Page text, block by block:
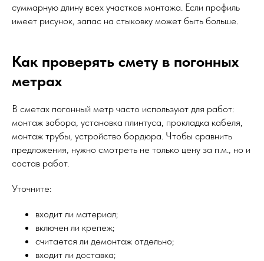
суммарную длину всех участков монтажа. Если профиль
имеет рисунок, запас на стыковку может быть больше.
Как проверять смету в погонных
метрах
В сметах погонный метр часто используют для работ:
монтаж забора, установка плинтуса, прокладка кабеля,
монтаж трубы, устройство бордюра. Чтобы сравнить
предложения, нужно смотреть не только цену за п.м., но и
состав работ.
Уточните:
входит ли материал;
включен ли крепеж;
считается ли демонтаж отдельно;
входит ли доставка;